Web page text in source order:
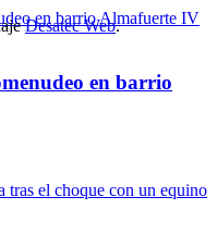
en barrio
Desatec Web.